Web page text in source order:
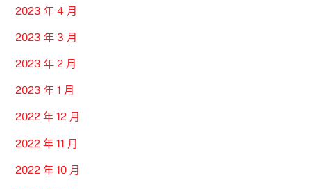
2023 年 4 月
2023 年 3 月
2023 年 2 月
2023 年 1 月
2022 年 12 月
2022 年 11 月
2022 年 10 月